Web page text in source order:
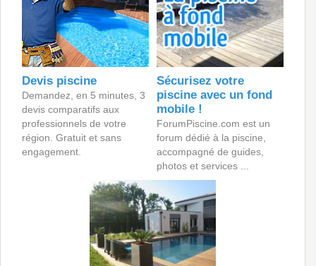
Devis piscine
Demandez, en 5 minutes, 3
devis comparatifs aux
professionnels de votre
région. Gratuit et sans
engagement.
Sécurisez votre
piscine avec un fond
mobile !
ForumPiscine.com est un
forum dédié à la piscine,
accompagné de guides,
photos et services ...